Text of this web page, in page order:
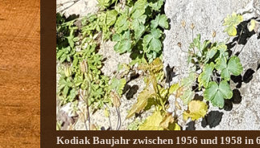
Kodiak Baujahr zwischen 1956 und 1958